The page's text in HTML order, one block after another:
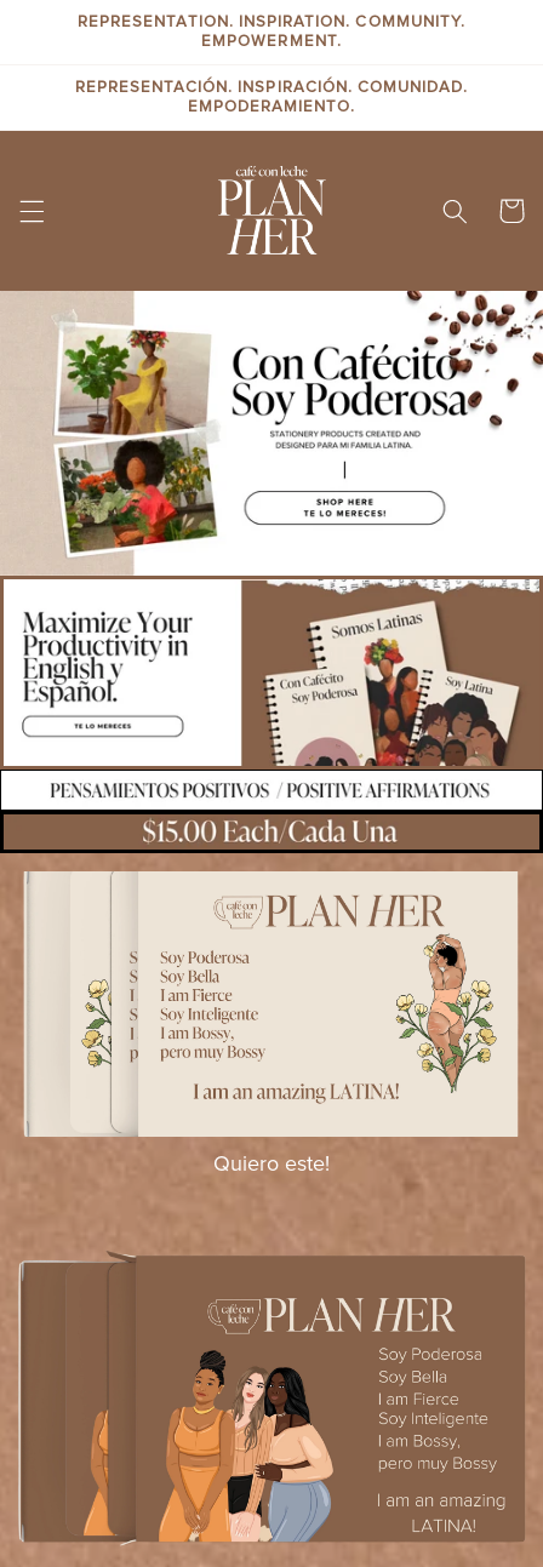
Skip toREPRESENTATION. INSPIRATION. COMMUNITY.
EMPOWERMENT.
REPRESENTACIÓN. INSPIRACIÓN. COMUNIDAD.
EMPODERAMIENTO.
Cart
Quiero este!